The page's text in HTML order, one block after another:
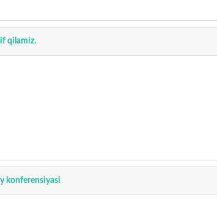
qilamiz.
konferensiyasi